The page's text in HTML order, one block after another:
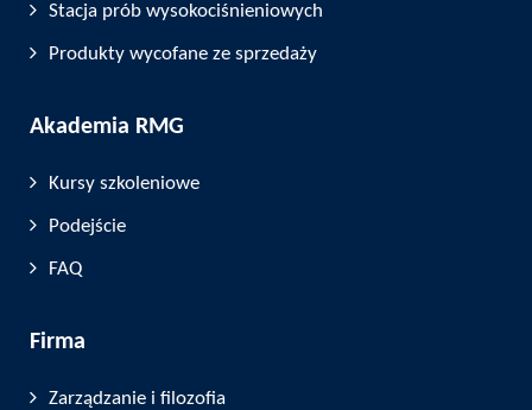
Stacja prób wysokociśnieniowych
Produkty wycofane ze sprzedaży
Akademia RMG
Kursy szkoleniowe
Podejście
FAQ
Firma
Zarządzanie i filozofia